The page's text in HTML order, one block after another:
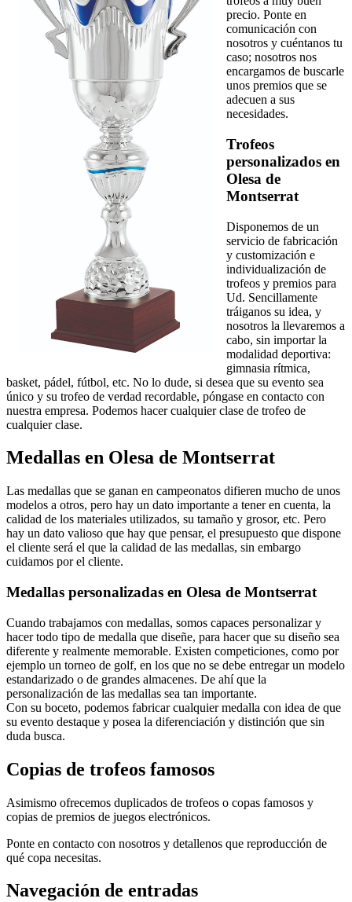
precio. Ponte en
comunicación con
nosotros y cuéntanos tu
caso; nosotros nos
encargamos de buscarle
unos premios que se
adecuen a sus
necesidades.
Trofeos
personalizados en
Olesa de
Montserrat
Disponemos de un
servicio de fabricación
y customización e
individualización de
trofeos y premios para
Ud. Sencillamente
tráiganos su idea, y
nosotros la llevaremos a
cabo, sin importar la
modalidad deportiva:
gimnasia rítmica,
basket, pádel, fútbol, etc. No lo dude, si desea que su evento sea
único y su trofeo de verdad recordable, póngase en contacto con
nuestra empresa. Podemos hacer cualquier clase de trofeo de
cualquier clase.
Medallas en Olesa de Montserrat
Las medallas que se ganan en campeonatos difieren mucho de unos
modelos a otros, pero hay un dato importante a tener en cuenta, la
calidad de los materiales utilizados, su tamaño y grosor, etc. Pero
hay un dato valioso que hay que pensar, el presupuesto que dispone
el cliente será el que la calidad de las medallas, sin embargo
cuidamos por el cliente.
Medallas personalizadas en Olesa de Montserrat
Cuando trabajamos con medallas, somos capaces personalizar y
hacer todo tipo de medalla que diseñe, para hacer que su diseño sea
diferente y realmente memorable. Existen competiciones, como por
ejemplo un torneo de golf, en los que no se debe entregar un modelo
estandarizado o de grandes almacenes. De ahí que la
personalización de las medallas sea tan importante.
Con su boceto, podemos fabricar cualquier medalla con idea de que
su evento destaque y posea la diferenciación y distinción que sin
duda busca.
Copias de trofeos famosos
Asimismo ofrecemos duplicados de trofeos o copas famosos y
copias de premios de juegos electrónicos.
Ponte en contacto con nosotros y detallenos que reproducción de
qué copa necesitas.
Navegación de entradas